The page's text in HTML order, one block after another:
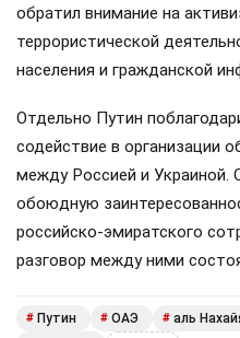
обратил внимание на
террористической
населения и гражданской
Отдельно Путин
содействие в организации
между Россией и Украиной.
обоюдную
российско-эмиратского
разговор между ними
# Путин # ОАЭ # аль